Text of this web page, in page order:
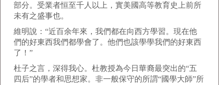
部分。受業者恒至千人以上，實美國高等教育史上前所
未有之盛事也。
維明說：“近百余年來，我們都在向西方學習。現在他
們的好東西我們都學會了。他們也該學學我們的好東西
了！”
杜子之言，深得我心。杜教授為今日華裔最突出的“五
四后”的學者和思想家。非一般保守的所謂“國學大師”所